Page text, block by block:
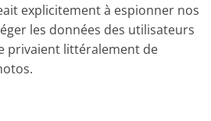
explicitement à espionner nos
les données des utilisateurs
privaient littéralement de